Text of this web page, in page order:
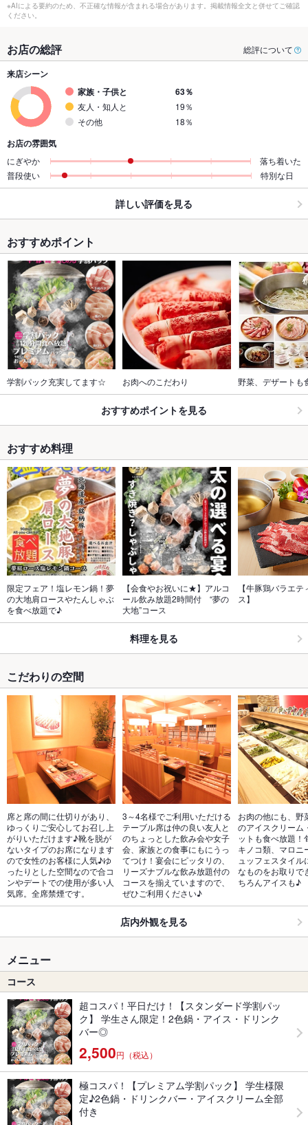
※AIによる要約のため、不正確な情報が含まれる場合があります。掲載情報全文と併せてご確認
ください。
お店の総評 総評について
来店シーン
家族・子供と
63％
友人・知人と
19％
その他
18％
お店の雰囲気
にぎやか
落ち着いた
普段使い
特別な日
詳しい評価を見る
おすすめポイント
学割パック充実してます☆ お肉へのこだわり 野菜、デザートも
おすすめポイントを見る
おすすめ料理
限定フェア！塩レモン鍋！夢
の大地肩ロースやたんしゃぶ
を食べ放題で♪
【会食やお祝いに★】アルコ
ール飲み放題2時間付　“夢の
大地”コース
【牛豚鶏バラエテ
ス】
料理を見る
こだわりの空間
席と席の間に仕切りがあり、
ゆっくりご安心してお召し上
がりいただけます♪靴を脱が
ないタイプのお席になります
ので女性のお客様に人気♪ゆ
ったりとした空間なので合コ
ンやデートでの使用が多い人
気席。全席禁煙です。
3～4名様でご利用いただける
テーブル席は仲の良い友人と
のちょっとした飲み会や女子
会、家族との食事にもにうっ
てつけ！宴会にピッタリの、
リーズナブルな飲み放題付の
コースを揃えていますので、
ぜひご利用ください♪
お肉の他にも、野
のアイスクリーム
ットも食べ放題！
キノコ類、マロニ
ュッフェスタイル
なものをお取りで
ちろんアイスも♪
店内外観を見る
メニュー
コース
超コスパ！平日だけ！【スタンダード学割パッ
ク】 学生さん限定！2色鍋・アイス・ドリンク
バー◎
2,500円（税込）
極コスパ！【プレミアム学割パック】 学生様限
定♪2色鍋・ドリンクバー・アイスクリーム全部
付き